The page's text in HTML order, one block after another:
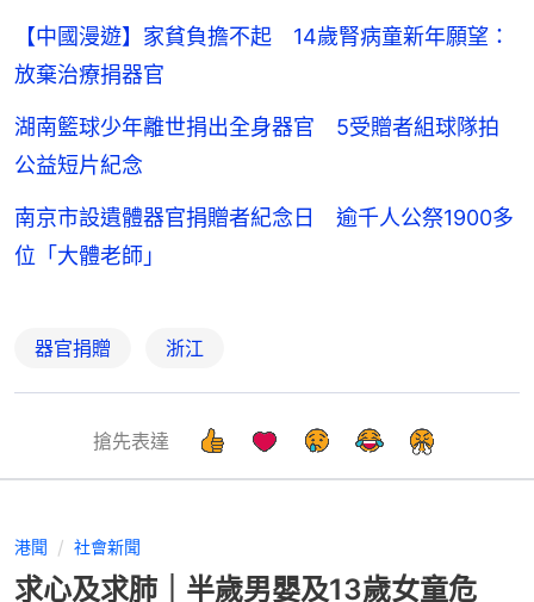
【中國漫遊】家貧負擔不起 14歲腎病童新年願望：
放棄治療捐器官
湖南籃球少年離世捐出全身器官 5受贈者組球隊拍
公益短片紀念
南京市設遺體器官捐贈者紀念日 逾千人公祭1900多
位「大體老師」
器官捐贈 浙江
搶先表達
港聞 社會新聞
求心及求肺｜半歲男嬰及13歲女童危